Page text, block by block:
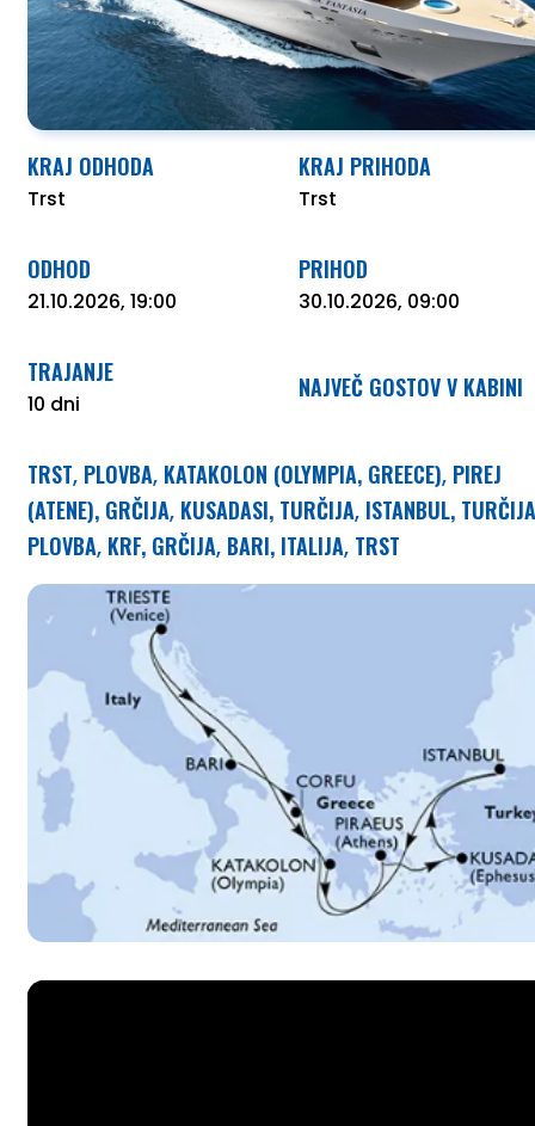
KRAJ ODHODA
Trst
KRAJ PRIHODA
Trst
ODHOD
21.10.2026, 19:00
PRIHOD
30.10.2026, 09:00
TRAJANJE
10 dni
NAJVEČ GOSTOV V KABINI
TRST, PLOVBA, KATAKOLON (OLYMPIA, GREECE), PIREJ
(ATENE), GRČIJA, KUSADASI, TURČIJA, ISTANBUL, TURČIJA
PLOVBA, KRF, GRČIJA, BARI, ITALIJA, TRST